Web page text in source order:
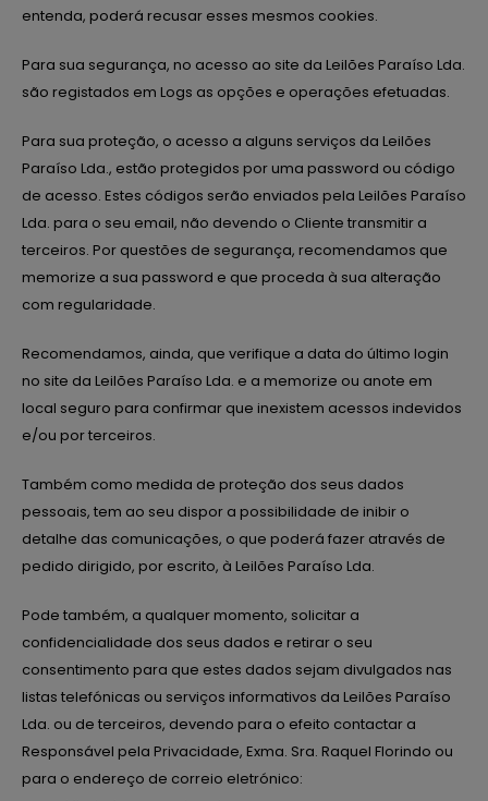
entenda, poderá recusar esses mesmos cookies.
Para sua segurança, no acesso ao site da Leilões Paraíso Lda.
são registados em Logs as opções e operações efetuadas.
Para sua proteção, o acesso a alguns serviços da Leilões
Paraíso Lda., estão protegidos por uma password ou código
de acesso. Estes códigos serão enviados pela Leilões Paraíso
Lda. para o seu email, não devendo o Cliente transmitir a
terceiros. Por questões de segurança, recomendamos que
memorize a sua password e que proceda à sua alteração
com regularidade.
Recomendamos, ainda, que verifique a data do último login
no site da Leilões Paraíso Lda. e a memorize ou anote em
local seguro para confirmar que inexistem acessos indevidos
e/ou por terceiros.
Também como medida de proteção dos seus dados
pessoais, tem ao seu dispor a possibilidade de inibir o
detalhe das comunicações, o que poderá fazer através de
pedido dirigido, por escrito, à Leilões Paraíso Lda.
Pode também, a qualquer momento, solicitar a
confidencialidade dos seus dados e retirar o seu
consentimento para que estes dados sejam divulgados nas
listas telefónicas ou serviços informativos da Leilões Paraíso
Lda. ou de terceiros, devendo para o efeito contactar a
Responsável pela Privacidade, Exma. Sra. Raquel Florindo ou
para o endereço de correio eletrónico: